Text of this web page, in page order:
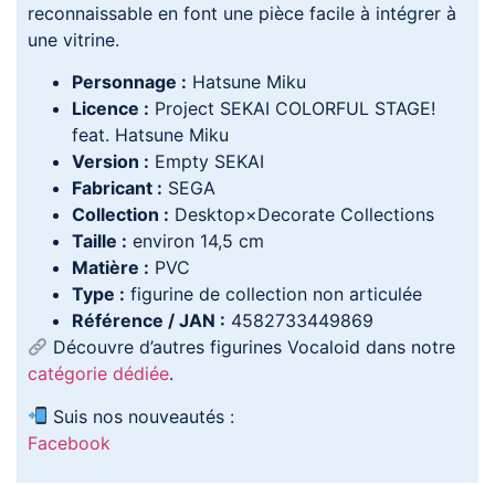
reconnaissable en font une pièce facile à intégrer à
une vitrine.
Personnage : Hatsune Miku
Licence : Project SEKAI COLORFUL STAGE!
feat. Hatsune Miku
Version : Empty SEKAI
Fabricant : SEGA
Collection : Desktop×Decorate Collections
Taille : environ 14,5 cm
Matière : PVC
Type : figurine de collection non articulée
Référence / JAN : 4582733449869
Découvre d’autres figurines Vocaloid dans notre
catégorie dédiée.
Suis nos nouveautés :
Facebook